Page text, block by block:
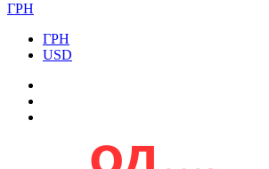
ГРН
ГРН
USD